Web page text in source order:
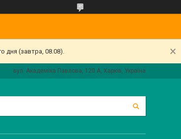
дня (завтра, 08.08).
вул. Академіка Павлова, 120 А, Харків, Україна